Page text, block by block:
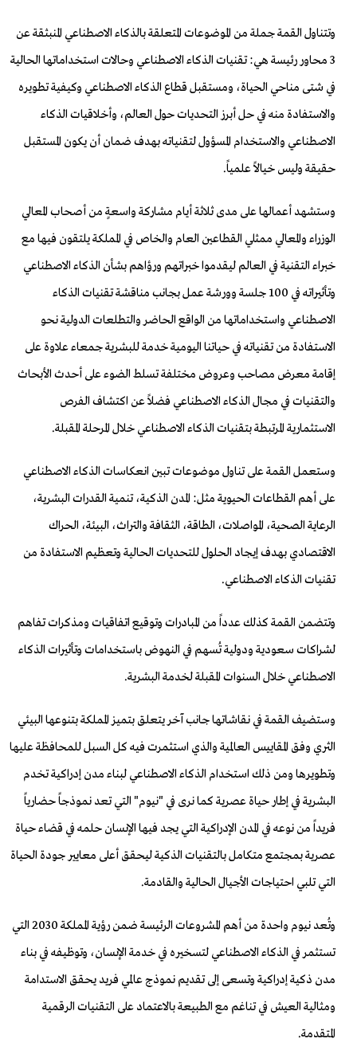
وتتناول القمة جملة من الموضوعات المتعلقة بالذكاء الاصطناعي المنبثقة عن
3 محاور رئيسة هي: تقنيات الذكاء الاصطناعي وحالات استخداماتها الحالية
في شتى مناحي الحياة، ومستقبل قطاع الذكاء الاصطناعي وكيفية تطويره
والاستفادة منه في حل أبرز التحديات حول العالم، وأخلاقيات الذكاء
الاصطناعي والاستخدام المسؤول لتقنياته بهدف ضمان أن يكون المستقبل
حقيقة وليس خيالاً علمياً.
وستشهد أعمالها على مدى ثلاثة أيام مشاركة واسعةٍ من أصحاب المعالي
الوزراء والمعالي ممثلي القطاعين العام والخاص في المملكة يلتقون فيها مع
خبراء التقنية في العالم ليقدموا خبراتهم ورؤاهم بشأن الذكاء الاصطناعي
وتأثيراته في 100 جلسة وورشة عمل بجانب مناقشة تقنيات الذكاء
الاصطناعي واستخداماتها من الواقع الحاضر والتطلعات الدولية نحو
الاستفادة من تقنياته في حياتنا اليومية خدمة للبشرية جمعاء علاوة على
إقامة معرض مصاحب وعروض مختلفة تسلط الضوء على أحدث الأبحاث
والتقنيات في مجال الذكاء الاصطناعي فضلاً عن اكتشاف الفرص
الاستثمارية المرتبطة بتقنيات الذكاء الاصطناعي خلال المرحلة المقبلة.
وستعمل القمة على تناول موضوعات تبين انعكاسات الذكاء الاصطناعي
على أهم القطاعات الحيوية مثل: المدن الذكية، تنمية القدرات البشرية،
الرعاية الصحية، المواصلات، الطاقة، الثقافة والتراث، البيئة، الحراك
الاقتصادي بهدف إيجاد الحلول للتحديات الحالية وتعظيم الاستفادة من
تقنيات الذكاء الاصطناعي.
وتتضمن القمة كذلك عدداً من المبادرات وتوقيع اتفاقيات ومذكرات تفاهم
لشراكات سعودية ودولية تُسهم في النهوض باستخدامات وتأثيرات الذكاء
الاصطناعي خلال السنوات المقبلة لخدمة البشرية.
وستضيف القمة في نقاشاتها جانب آخر يتعلق بتميز المملكة بتنوعها البيئي
الثري وفق المقاييس العالمية والذي استثمرت فيه كل السبل للمحافظة عليها
وتطويرها ومن ذلك استخدام الذكاء الاصطناعي لبناء مدن إدراكية تخدم
البشرية في إطار حياة عصرية كما نرى في "نيوم" التي تعد نموذجاً حضارياً
فريداً من نوعه في المدن الإدراكية التي يجد فيها الإنسان حلمه في قضاء حياة
عصرية بمجتمع متكامل بالتقنيات الذكية ليحقق أعلى معايير جودة الحياة
التي تلبي احتياجات الأجيال الحالية والقادمة.
وتُعد نيوم واحدة من أهم المشروعات الرئيسة ضمن رؤية المملكة 2030 التي
تستثمر في الذكاء الاصطناعي لتسخيره في خدمة الإنسان، وتوظيفه في بناء
مدن ذكية إدراكية وتسعى إلى تقديم نموذج عالمي فريد يحقق الاستدامة
ومثالية العيش في تناغم مع الطبيعة بالاعتماد على التقنيات الرقمية
المتقدمة.